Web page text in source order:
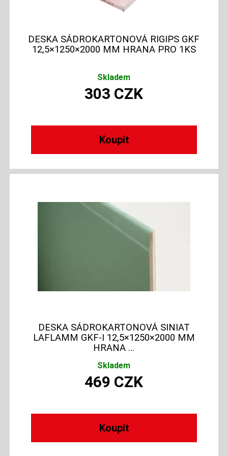
DESKA SÁDROKARTONOVÁ RIGIPS GKF
12,5×1250×2000 MM HRANA PRO 1KS
Skladem
303 CZK
DESKA SÁDROKARTONOVÁ SINIAT
LAFLAMM GKF-I 12,5×1250×2000 MM
HRANA ...
Skladem
469 CZK